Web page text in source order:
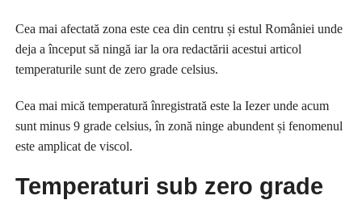
Cea mai afectată zona este cea din centru și estul României unde
deja a început să ningă iar la ora redactării acestui articol
temperaturile sunt de zero grade celsius.
Cea mai mică temperatură înregistrată este la Iezer unde acum
sunt minus 9 grade celsius, în zonă ninge abundent și fenomenul
este amplicat de viscol.
Temperaturi sub zero grade